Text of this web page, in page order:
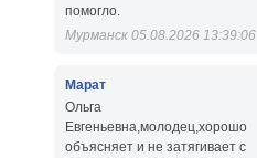
помогло.
Мурманск 05.08.2026 13:39:06
Марат
Ольга
Евгеньевна,молодец,хорошо
объясняет и не затягивает с